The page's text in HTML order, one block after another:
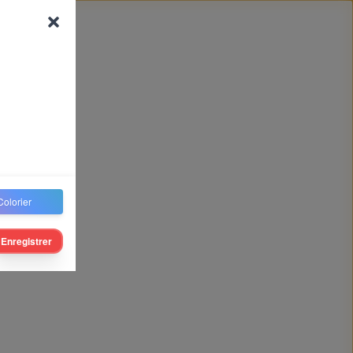
Enregistrer